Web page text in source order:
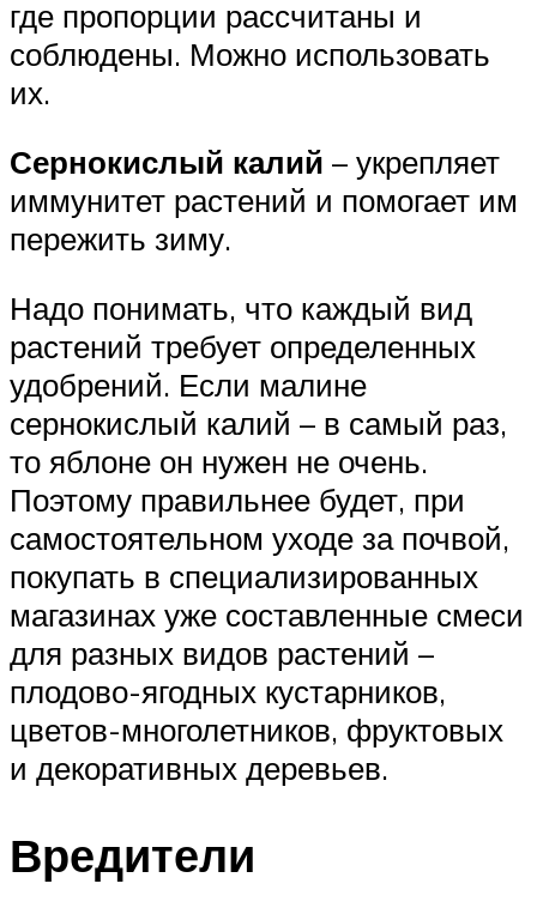
где пропорции рассчитаны и
соблюдены. Можно использовать
их.
Сернокислый калий – укрепляет
иммунитет растений и помогает им
пережить зиму.
Надо понимать, что каждый вид
растений требует определенных
удобрений. Если малине
сернокислый калий – в самый раз,
то яблоне он нужен не очень.
Поэтому правильнее будет, при
самостоятельном уходе за почвой,
покупать в специализированных
магазинах уже составленные смеси
для разных видов растений –
плодово-ягодных кустарников,
цветов-многолетников, фруктовых
и декоративных деревьев.
Вредители